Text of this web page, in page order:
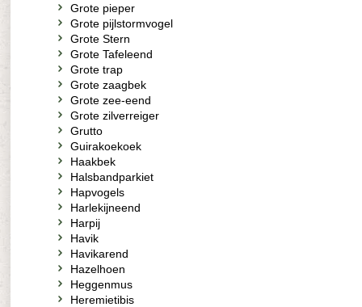
Grote pieper
Grote pijlstormvogel
Grote Stern
Grote Tafeleend
Grote trap
Grote zaagbek
Grote zee-eend
Grote zilverreiger
Grutto
Guirakoekoek
Haakbek
Halsbandparkiet
Hapvogels
Harlekijneend
Harpij
Havik
Havikarend
Hazelhoen
Heggenmus
Heremietibis